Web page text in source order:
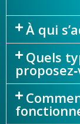
À qui
Quels